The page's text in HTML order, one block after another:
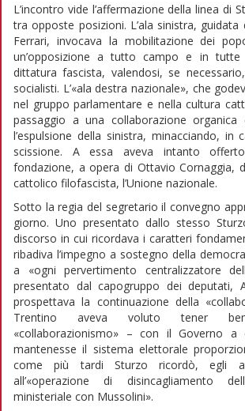
L’incontro vide l’affermazione della linea di
tra opposte posizioni. L’ala sinistra, guidata
Ferrari, invocava la mobilitazione dei
un’opposizione a tutto campo e in
dittatura fascista, valendosi, se
socialisti. L’«ala destra nazionale», che
nel gruppo parlamentare e nella cultura
passaggio a una collaborazione
l’espulsione della sinistra, minacciando, in
scissione. A essa aveva intanto
fondazione, a opera di Ottavio Cornaggia,
cattolico filofascista, l’Unione nazionale.
Sotto la regia del segretario il convegno
giorno. Uno presentato dallo stesso
discorso in cui ricordava i caratteri
ribadiva l’impegno a sostegno della
a «ogni pervertimento centralizzatore
presentato dal capogruppo dei deputati,
prospettava la continuazione della
Trentino aveva voluto tener
«collaborazionismo» – con il Governo a
mantenesse il sistema elettorale
come più tardi Sturzo ricordò, egli
all’«operazione di disincagliamento
ministeriale con Mussolini».